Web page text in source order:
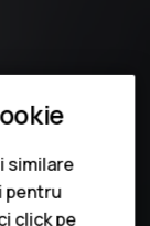
similare
pentru
click pe